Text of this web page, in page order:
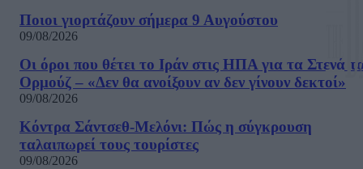
Ποιοι γιορτάζουν σήμερα 9 Αυγούστου
09/08/2026
Οι όροι που θέτει το Ιράν στις ΗΠΑ για τα Στενά
Ορμούζ – «Δεν θα ανοίξουν αν δεν γίνουν δεκτοί»
09/08/2026
Κόντρα Σάντσεθ-Μελόνι: Πώς η σύγκρουση
ταλαιπωρεί τους τουρίστες
09/08/2026